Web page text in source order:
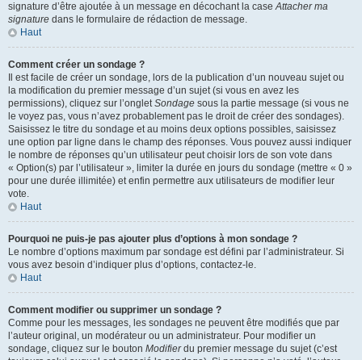
signature d’être ajoutée à un message en décochant la caseAttacher ma
signature dans le formulaire de rédaction de message.
Haut
Comment créer un sondage ?
Il est facile de créer un sondage, lors de la publication d’un nouveau sujet ou
la modification du premier message d’un sujet (si vous en avez les
permissions), cliquez sur l’ongletSondage sous la partie message (si vous ne
le voyez pas, vous n’avez probablement pas le droit de créer des sondages).
Saisissez le titre du sondage et au moins deux options possibles, saisissez
une option par ligne dans le champ des réponses. Vous pouvez aussi indiquer
le nombre de réponses qu’un utilisateur peut choisir lors de son vote dans
« Option(s) par l’utilisateur », limiter la durée en jours du sondage (mettre « 0 »
pour une durée illimitée) et enfin permettre aux utilisateurs de modifier leur
vote.
Haut
Pourquoi ne puis-je pas ajouter plus d’options à mon sondage ?
Le nombre d’options maximum par sondage est défini par l’administrateur. Si
vous avez besoin d’indiquer plus d’options, contactez-le.
Haut
Comment modifier ou supprimer un sondage ?
Comme pour les messages, les sondages ne peuvent être modifiés que par
l’auteur original, un modérateur ou un administrateur. Pour modifier un
sondage, cliquez sur le bouton Modifierdu premier message du sujet (c’est